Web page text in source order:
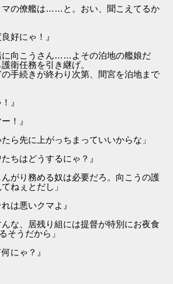
マの僚艦は……と。おい、聞こえてるか
好にゃ！』
に向こうさん……よその泊地の艦娘だ
衛任務を引き継げ。
きが終わり次第、間宮を泊地まで
』
！』
ら先に上がっちまっていいからな」
ちはどうするにゃ？』
がり務める奴は必要だろ。向こうの護
ねぇとだし」
は悪いクマよ』
な、居残り組には提督が特別にお夜食
そうだから」
にゃ？』